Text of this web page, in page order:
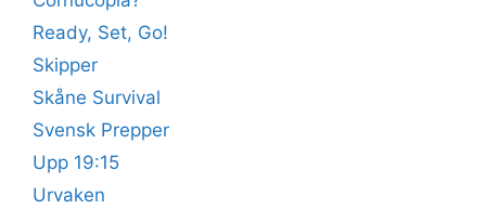
Ready, Set, Go!
Skipper
Skåne Survival
Svensk Prepper
Upp 19:15
Urvaken